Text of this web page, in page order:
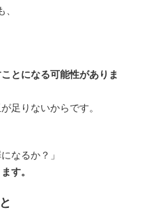
とになる可能性がありま
足りないからです。
なるか？」
す。